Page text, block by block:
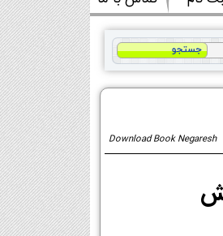
Download Book Negaresh